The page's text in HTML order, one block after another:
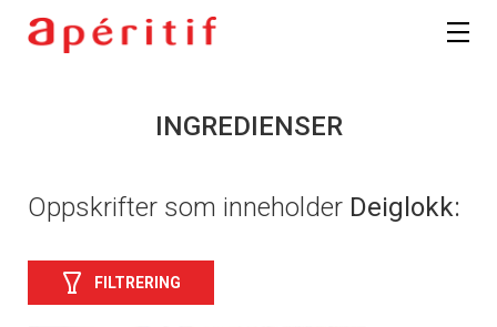
INGREDIENSER
Oppskrifter som inneholder Deiglokk:
FILTRERING